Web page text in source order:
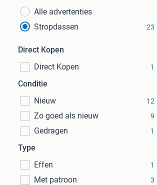
Alle advertenties
Stropdassen
23
Direct Kopen
Direct Kopen
1
Conditie
Nieuw
12
Zo goed als nieuw 9
Gedragen 1
Type
Effen
1
Met patroon 3